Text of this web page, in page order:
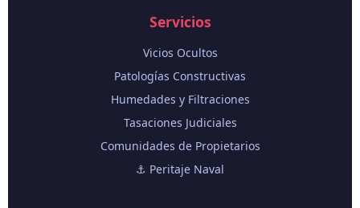
Servicios
Vicios Ocultos
Patologías Constructivas
Humedades y Filtraciones
Tasaciones Judiciales
Comunidades de Propietarios
⚓ Peritaje Naval